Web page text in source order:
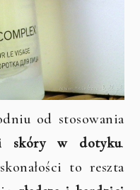
od stosowania
skóry w dotyku.
to reszta